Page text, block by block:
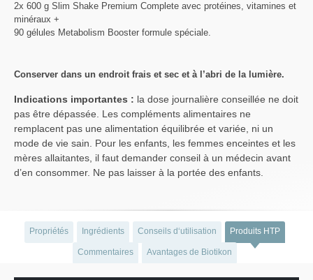
2x 600 g Slim Shake Premium Complete avec protéines, vitamines et
minéraux +
90 gélules Metabolism Booster formule spéciale.
Conserver dans un endroit frais et sec et à l’abri de la lumière.
Indications importantes : la dose journalière conseillée ne doit
pas être dépassée. Les compléments alimentaires ne
remplacent pas une alimentation équilibrée et variée, ni un
mode de vie sain. Pour les enfants, les femmes enceintes et les
mères allaitantes, il faut demander conseil à un médecin avant
d’en consommer. Ne pas laisser à la portée des enfants.
Propriétés Ingrédients Conseils d‘utilisation Produits HTP
Commentaires Avantages de Biotikon